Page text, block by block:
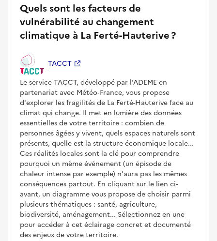
Quels sont les facteurs de
vulnérabilité au changement
climatique à La Ferté-Hauterive ?
TACCT
Le service TACCT, développé par l'ADEME en
partenariat avec Météo‑France, vous propose
d'explorer les fragilités de La Ferté-Hauterive face au
climat qui change. Il met en lumière des données
essentielles de votre territoire : combien de
personnes âgées y vivent, quels espaces naturels sont
présents, quelle est la structure économique locale...
Ces réalités locales sont la clé pour comprendre
pourquoi un même événement (un épisode de
chaleur intense par exemple) n'aura pas les mêmes
conséquences partout. En cliquant sur le lien ci-
avant, un diagramme vous propose de choisir parmi
plusieurs thématiques : santé, agriculture,
biodiversité, aménagement... Sélectionnez en une
pour accéder à cet éclairage concret et documenté
des enjeux de votre territoire.